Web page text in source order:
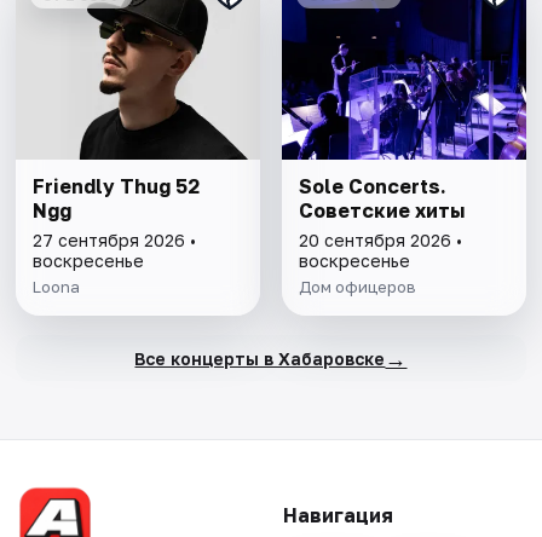
Friendly Thug 52
Ngg
27 сентября 2026 •
воскресенье
Loona
Sole Concerts.
Советские хиты
20 сентября 2026 •
воскресенье
Дом офицеров
Все концерты в Хабаровске →
Навигация